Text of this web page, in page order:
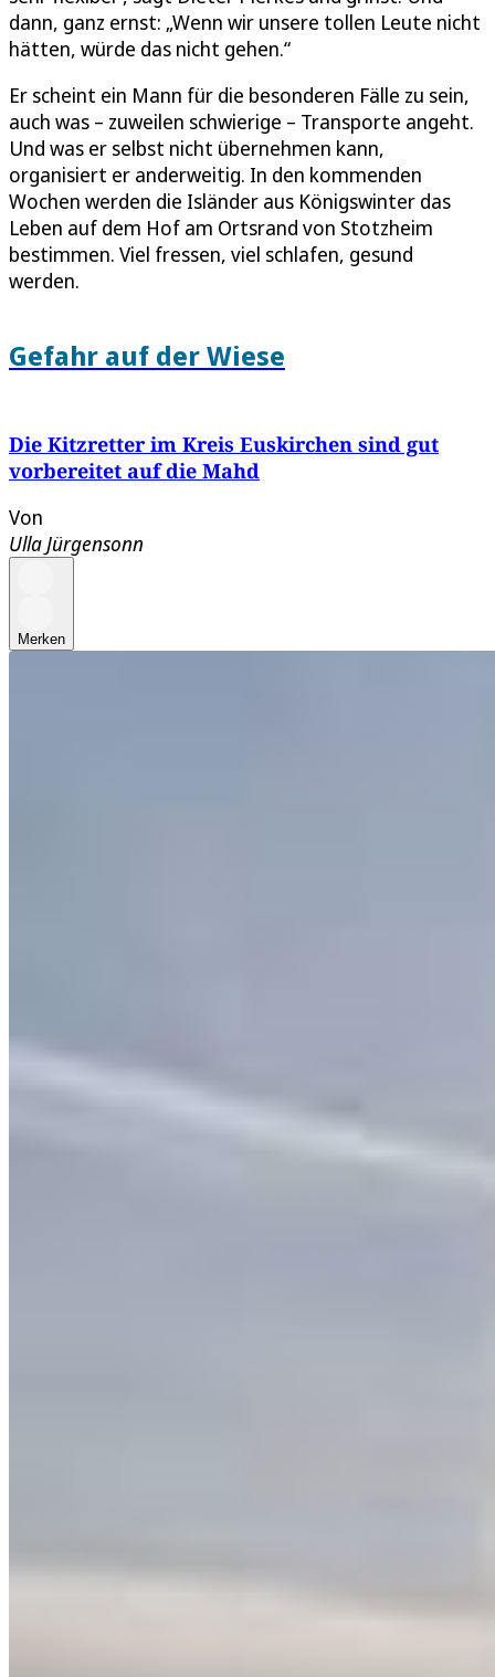
dann, ganz ernst: „Wenn wir unsere tollen Leute nicht
hätten, würde das nicht gehen.“
Er scheint ein Mann für die besonderen Fälle zu sein,
auch was – zuweilen schwierige – Transporte angeht.
Und was er selbst nicht übernehmen kann,
organisiert er anderweitig. In den kommenden
Wochen werden die Isländer aus Königswinter das
Leben auf dem Hof am Ortsrand von Stotzheim
bestimmen. Viel fressen, viel schlafen, gesund
werden.
Gefahr auf der Wiese
Die Kitzretter im Kreis Euskirchen sind gut
vorbereitet auf die Mahd
Von
Ulla Jürgensonn
Merken